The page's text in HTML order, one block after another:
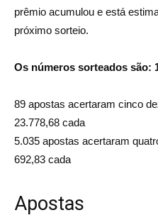
prêmio acumulou e está
próximo sorteio.
Os números sorteados são:
89 apostas acertaram cinco
23.778,68 cada
5.035 apostas acertaram
692,83 cada
Apostas